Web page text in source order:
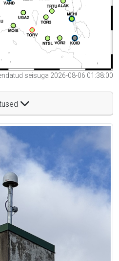
seisuga 2026-08-06 01:38:00